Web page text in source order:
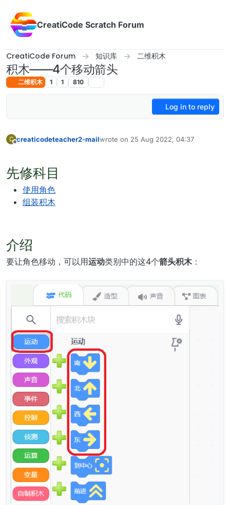
CreatiCode Scratch Forum
CreatiCode Forum 知识库 二维积木
积木——4个移动箭头
二维积木 1 1 810
Log in to reply
C creaticodeteacher2-mailwrote on 25 Aug 2022, 04:37
last edited by admin5 Apr 2025, 17:12
先修科目
使用角色
组装积木
介绍
要让角色移动，可以用运动类别中的这4个箭头积木：